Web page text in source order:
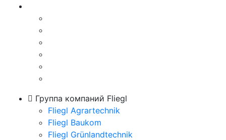
Группа компаний Fliegl
Fliegl Agrartechnik
Fliegl Baukom
Fliegl Grünlandtechnik